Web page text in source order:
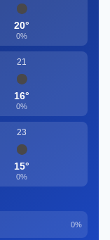
20°
0%
21
16°
0%
23
15°
0%
0%